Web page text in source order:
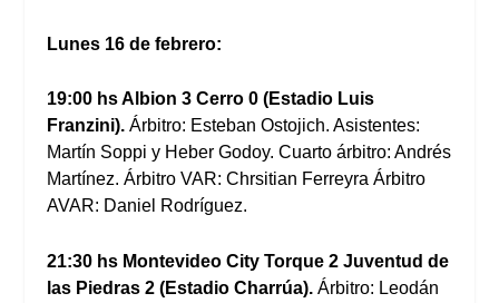
Lunes 16 de febrero:
19:00 hs Albion 3 Cerro 0 (Estadio Luis
Franzini). Árbitro: Esteban Ostojich. Asistentes:
Martín Soppi y Heber Godoy. Cuarto árbitro: Andrés
Martínez. Árbitro VAR: Chrsitian Ferreyra Árbitro
AVAR: Daniel Rodríguez.
21:30 hs Montevideo City Torque 2 Juventud de
las Piedras 2 (Estadio Charrúa). Árbitro: Leodán